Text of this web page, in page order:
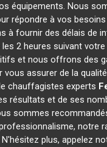
équipements. Nous
répondre à vos
à fournir des délais de
2 heures suivant
et nous offrons des
vous assurer de la
chauffagistes experts
résultats et de ses
sommes
notre
plus, appelez